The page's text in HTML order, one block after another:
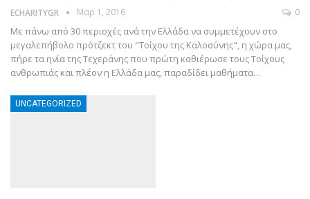
ECHARITYGR Μαρ 1, 2016 0
Με πάνω από 30 περιοχές ανά την Ελλάδα να συμμετέχουν στο
μεγαλεπήβολο πρότζεκτ του "Τοίχου της Καλοσύνης", η χώρα μας,
πήρε τα ηνία της Τεχεράνης που πρώτη καθιέρωσε τους Τοίχους
ανθρωπιάς και πλέον η Ελλάδα μας, παραδίδει μαθήματα…
UNCATEGORIZED